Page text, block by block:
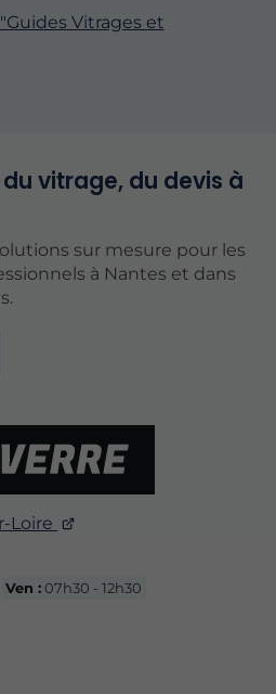
Vitrages et
Loire
Ven :07h30 - 12h30
vitrage, du devis à
sur mesure pour les
à Nantes et dans